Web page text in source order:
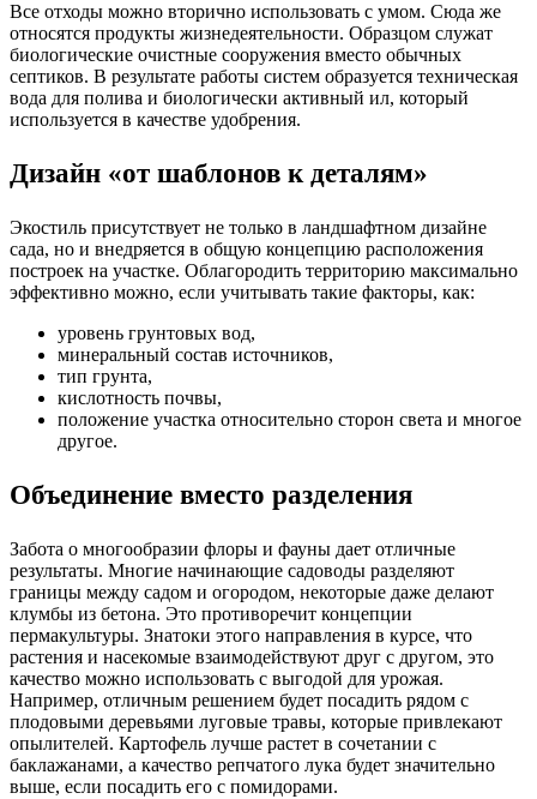
Все отходы можно вторично использовать с умом. Сюда же
относятся продукты жизнедеятельности. Образцом служат
биологические очистные сооружения вместо обычных
септиков. В результате работы систем образуется техническая
вода для полива и биологически активный ил, который
используется в качестве удобрения.
Дизайн «от шаблонов к деталям»
Экостиль присутствует не только в ландшафтном дизайне
сада, но и внедряется в общую концепцию расположения
построек на участке. Облагородить территорию максимально
эффективно можно, если учитывать такие факторы, как:
уровень грунтовых вод,
минеральный состав источников,
тип грунта,
кислотность почвы,
положение участка относительно сторон света и многое
другое.
Объединение вместо разделения
Забота о многообразии флоры и фауны дает отличные
результаты. Многие начинающие садоводы разделяют
границы между садом и огородом, некоторые даже делают
клумбы из бетона. Это противоречит концепции
пермакультуры. Знатоки этого направления в курсе, что
растения и насекомые взаимодействуют друг с другом, это
качество можно использовать с выгодой для урожая.
Например, отличным решением будет посадить рядом с
плодовыми деревьями луговые травы, которые привлекают
опылителей. Картофель лучше растет в сочетании с
баклажанами, а качество репчатого лука будет значительно
выше, если посадить его с помидорами.